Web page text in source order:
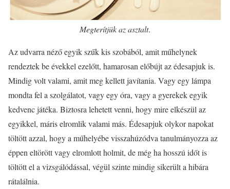
Megterítjük az asztalt.
Az udvarra néző egyik szűk kis szobából, amit műhelynek
rendeztek be évekkel ezelőtt, hamarosan előbújt az édesapjuk is.
Mindig volt valami, amit meg kellett javítania. Vagy egy lámpa
mondta fel a szolgálatot, vagy egy óra, vagy a gyerekek egyik
kedvenc játéka. Biztosra lehetett venni, hogy mire elkészül az
egyikkel, máris elromlik valami más. Édesapjuk olykor napokat
töltött azzal, hogy a műhelyébe visszahúzódva tanulmányozza az
éppen eltörött vagy elromlott holmit, de még ha hosszú időt is
töltött el a vizsgálódással, végül szinte mindig sikerült a hibára
rátalálnia.